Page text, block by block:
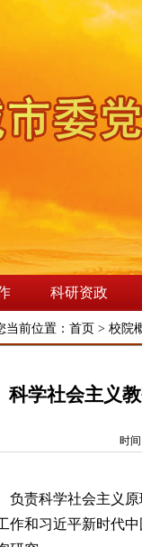
科研资政
当前位置： 首页 > 校院
科学社会主义
时
责科学社会主义原
作和习近平新时代